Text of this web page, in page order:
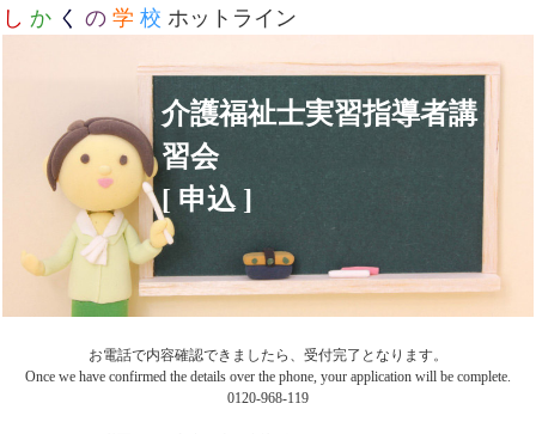
し か く の 学 校 ホットライン
介護福祉士実習指導者講
習会
[ 申込 ]
お電話で内容確認できましたら、受付完了となります。
Once we have confirmed the details over the phone, your application will be complete.
0120-968-119